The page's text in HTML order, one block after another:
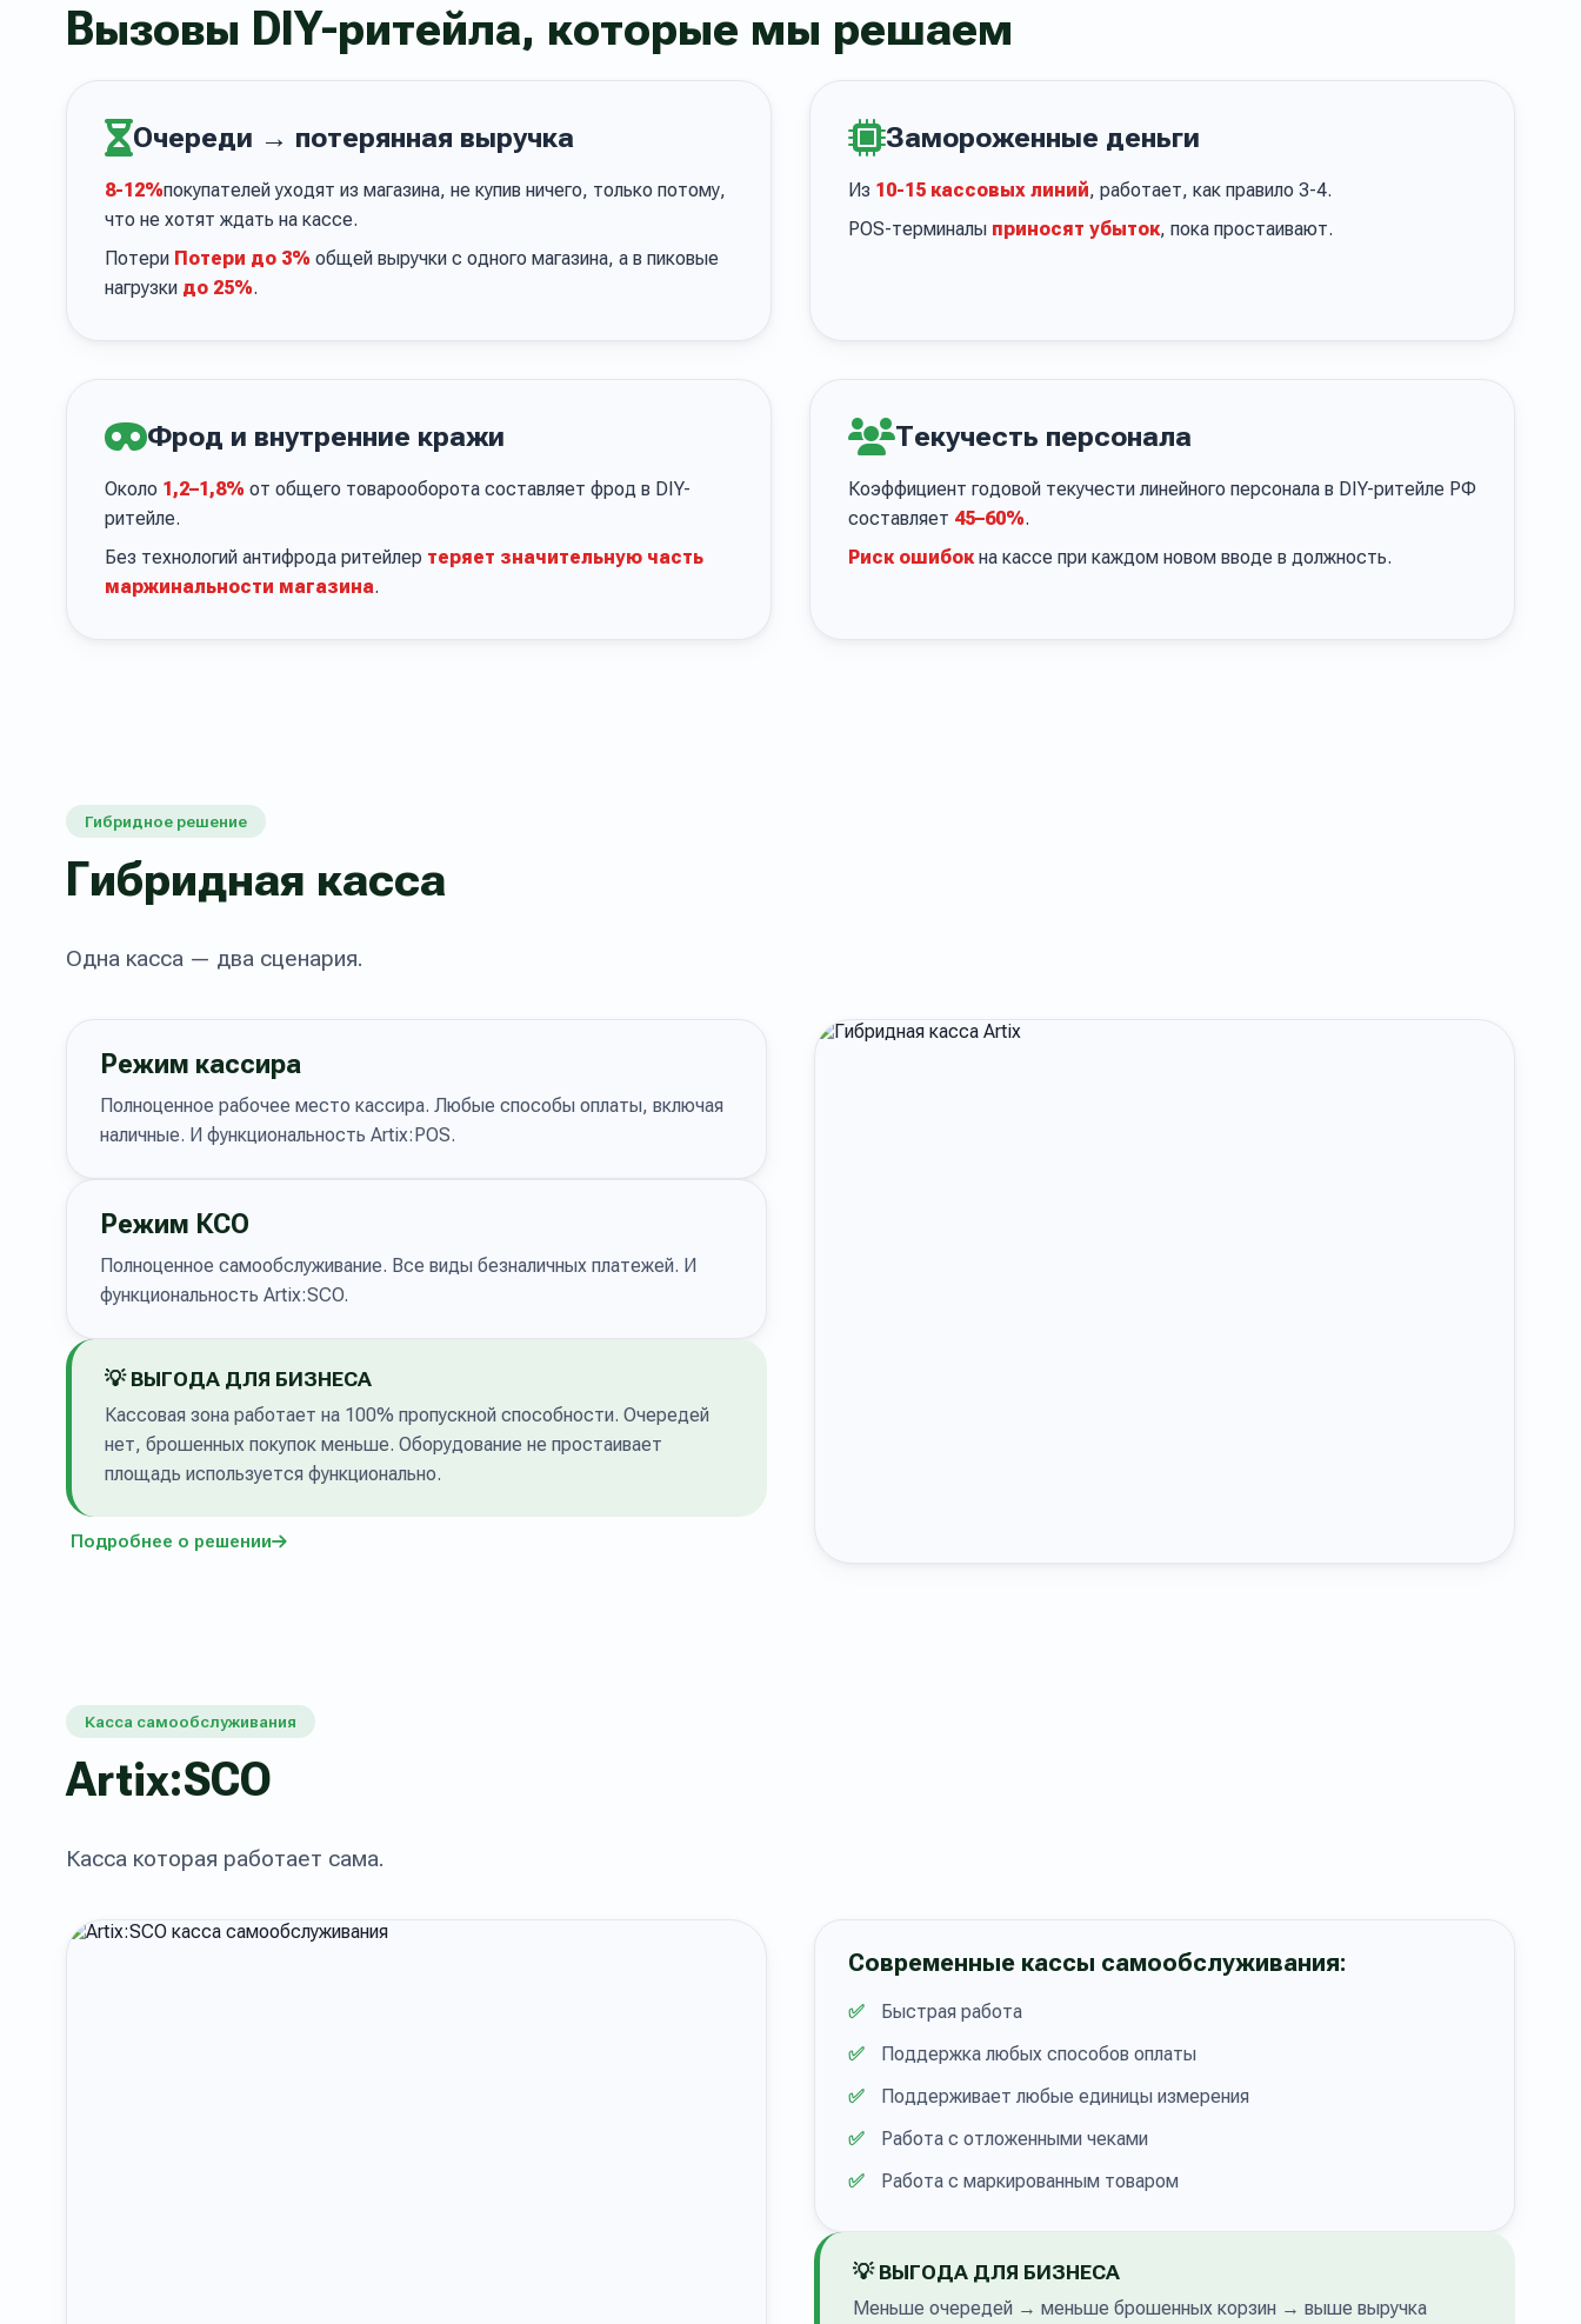
Вызовы DIY-ритейла, которые мы решаем
Очереди → потерянная выручка
8-12%покупателей уходят из магазина, не купив ничего, только потому,
что не хотят ждать на кассе.
Потери Потери до 3% общей выручки с одного магазина, а в пиковые
нагрузки до 25%.
Замороженные деньги
Из 10-15 кассовых линий, работает, как правило 3-4.
POS-терминалы приносят убыток, пока простаивают.
Фрод и внутренние кражи
Около 1,2–1,8% от общего товарооборота составляет фрод в DIY-
ритейле.
Без технологий антифрода ритейлер теряет значительную часть
маржинальности магазина.
Текучесть персонала
Коэффициент годовой текучести линейного персонала в DIY-ритейле РФ
составляет 45–60%.
Риск ошибокна кассе при каждом новом вводе в должность.
Гибридное решение
Гибридная касса
Одна касса — два сценария.
Режим кассира
Полноценное рабочее место кассира. Любые способы оплаты, включая
наличные. И функциональность Artix:POS.
Режим КСО
Полноценное самообслуживание. Все виды безналичных платежей. И
функциональность Artix:SCO.
💡 ВЫГОДА ДЛЯ БИЗНЕСА
Кассовая зона работает на 100% пропускной способности. Очередей
нет, брошенных покупок меньше. Оборудование не простаивает
площадь используется функционально.
Подробнее о решении
Касса самообслуживания
Artix:SCO
Касса которая работает сама.
Современные кассы самообслуживания:
Быстрая работа
Поддержка любых способов оплаты
Поддерживает любые единицы измерения
Работа с отложенными чеками
Работа с маркированным товаром
💡 ВЫГОДА ДЛЯ БИЗНЕСА
Меньше очередей → меньше брошенных корзин → выше выручка